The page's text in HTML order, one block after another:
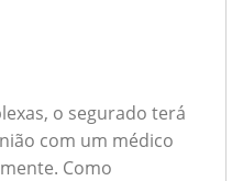
o segurado terá
com um médico
Como